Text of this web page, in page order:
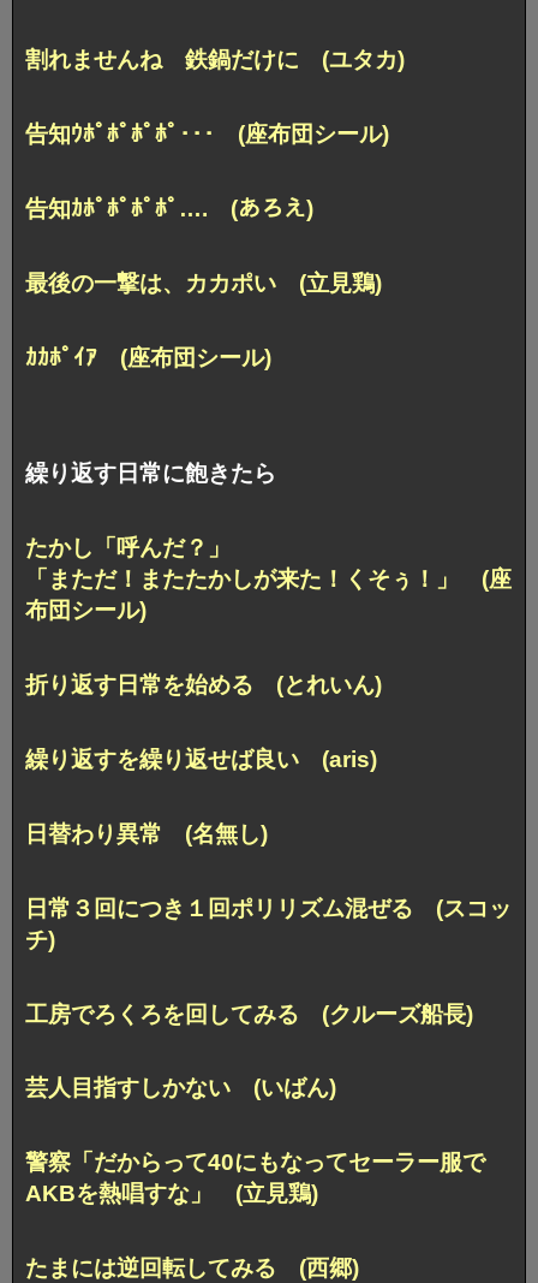
割れませんね 鉄鍋だけに (ユタカ)
告知ｳﾎﾟﾎﾟﾎﾟﾎﾟ･･･ (座布団シール)
告知ｶﾎﾟﾎﾟﾎﾟﾎﾟ…. (あろえ)
最後の一撃は、カカポい (立見鶏)
ｶｶﾎﾟｲｱ (座布団シール)
繰り返す日常に飽きたら
たかし「呼んだ？」
「まただ！またたかしが来た！くそぅ！」 (座
布団シール)
折り返す日常を始める (とれいん)
繰り返すを繰り返せば良い (aris)
日替わり異常 (名無し)
日常３回につき１回ポリリズム混ぜる (スコッ
チ)
工房でろくろを回してみる (クルーズ船長)
芸人目指すしかない (いばん)
警察「だからって40にもなってセーラー服で
AKBを熱唱すな」 (立見鶏)
たまには逆回転してみる (西郷)